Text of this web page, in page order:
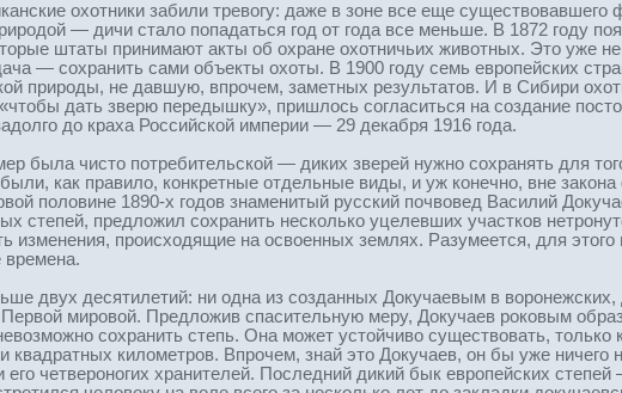
охотники забили тревогу: даже в зоне все еще
— дичи стало попадаться год от года все меньше. В 1872 году
штаты принимают акты об охране охотничьих животных. Это уже
— сохранить сами объекты охоты. В 1900 году семь европейских
природы, не давшую, впрочем, заметных результатов. И в Сибири
дать зверю передышку», пришлось согласиться на создание
до краха Российской империи — 29 декабря 1916 года.
была чисто потребительской — диких зверей нужно сохранять для
как правило, конкретные отдельные виды, и уж конечно, вне
половине 1890-х годов знаменитый русский почвовед Василий
степей, предложил сохранить несколько уцелевших участков
изменения, происходящие на освоенных землях. Разумеется, для
времена.
двух десятилетий: ни одна из созданных Докучаевым в воронежских,
мировой. Предложив спасительную меру, Докучаев роковым
сохранить степь. Она может устойчиво существовать,
квадратных километров. Впрочем, знай это Докучаев, он бы уже ничего
его четвероногих хранителей. Последний дикий бык европейских